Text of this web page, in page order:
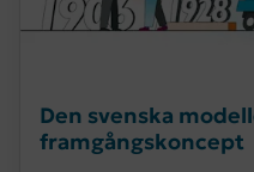
Den svenska
framgångskoncept